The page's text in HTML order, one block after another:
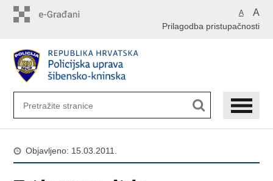
A A
Prilagodba pristupačnosti
Objavljeno: 15.03.2011.